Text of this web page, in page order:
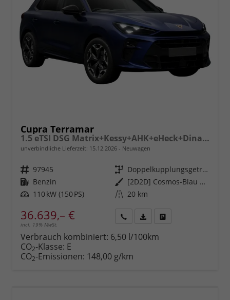
Cupra Terramar
1.5 eTSI DSG Matrix+Kessy+AHK+eHeck+Dinamica+CarPlay+eHeck+GV5
unverbindliche Lieferzeit: 15.12.2026 Neuwagen
Fahrzeugnr. 97945 Getriebe
Doppelkupplungsgetriebe (DSG)
Kraftstoff Benzin Außenfarbe
[2D2D] Cosmos-Blau Metallic
Leistung 110 kW (150 PS) Kilometerstand 20 km
36.639,– €
incl. 19% MwSt.
anfordern
Datei,
Verbrauch kombiniert: 6,50 l/100km
CO2-Klasse: E
CO2-Emissionen: 148,00 g/km